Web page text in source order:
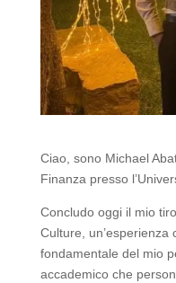
Ciao, sono Michael
Finanza presso
Concludo oggi il mio
Culture,
fondamentale del mio
accademico che